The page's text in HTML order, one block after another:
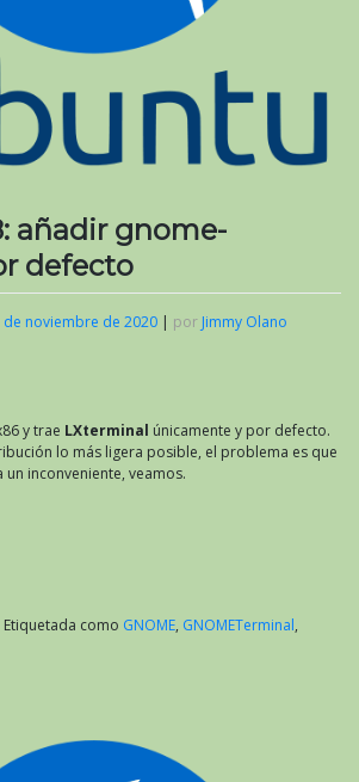
añadir gnome-
defecto
de noviembre de 2020 | por Jimmy Olano
y trae LXterminal únicamente y por defecto.
lo más ligera posible, el problema es que
inconveniente, veamos.
Etiquetada como GNOME, GNOMETerminal,